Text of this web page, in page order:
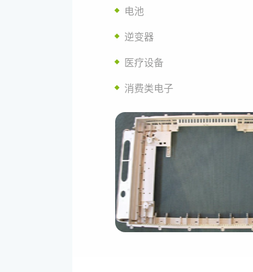
电池
逆变器
医疗设备
消费类电子